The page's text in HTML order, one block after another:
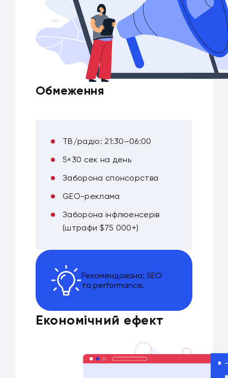
Обмеження
ТВ/радіо: 21:30–06:00
5×30 сек на день
Заборона спонсорства
GEO-реклама
Заборона інфлюенсерів
(штрафи $75 000+)
Рекомендовано: SEO
та performance.
Економічний ефект